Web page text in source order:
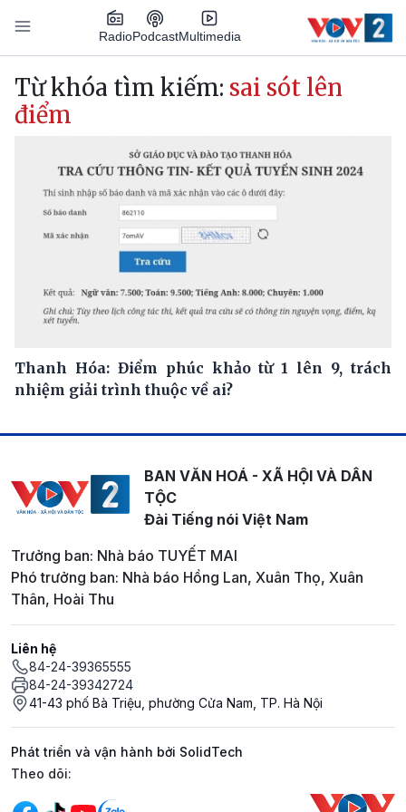
Nhảy đến nội dung
RadioPodcastMultimedia
Main navigation
Từ khóa tìm kiếm: sai sót lên
điểm
Thanh Hóa: Điểm phúc khảo từ 1 lên 9, trách
nhiệm giải trình thuộc về ai?
BAN VĂN HOÁ - XÃ HỘI VÀ DÂN
TỘC
Đài Tiếng nói Việt Nam
Trưởng ban: Nhà báo TUYẾT MAI
Phó trưởng ban: Nhà báo Hồng Lan, Xuân Thọ, Xuân
Thân, Hoài Thu
Liên hệ
84-24-39365555
84-24-39342724
41-43 phố Bà Triệu, phường Cửa Nam, TP. Hà Nội
Phát triển và vận hành bởi SolidTech
Mạng xã hội
Theo dõi: